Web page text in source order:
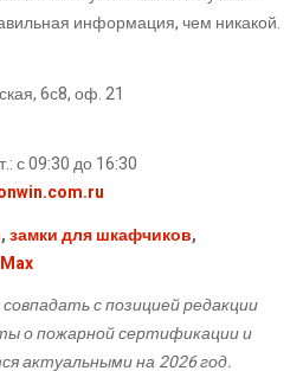
информация, чем никакой.
6с8, оф. 21
с 09:30 до 16:30
,замки для шкафчиков,
Max
с позицией редакции
о пожарной сертификации и
актуальными на 2026 год.